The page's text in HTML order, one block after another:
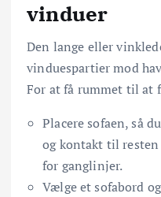
vinduer
Den lange eller
vinduespartier mod
For at få rummet til at
Placere sofaen, så
og kontakt til
for ganglinjer.
Vælge et sofabord